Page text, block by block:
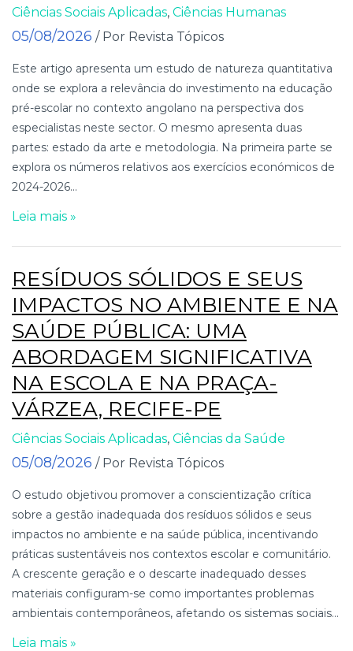
Ciências Sociais Aplicadas, Ciências Humanas
05/08/2026 / Por Revista Tópicos
Este artigo apresenta um estudo de natureza quantitativa
onde se explora a relevância do investimento na educação
pré-escolar no contexto angolano na perspectiva dos
especialistas neste sector. O mesmo apresenta duas
partes: estado da arte e metodologia. Na primeira parte se
explora os números relativos aos exercícios económicos de
2024-2026...
Leia mais »
RESÍDUOS SÓLIDOS E SEUS
IMPACTOS NO AMBIENTE E NA
SAÚDE PÚBLICA: UMA
ABORDAGEM SIGNIFICATIVA
NA ESCOLA E NA PRAÇA-
VÁRZEA, RECIFE-PE
Ciências Sociais Aplicadas, Ciências da Saúde
05/08/2026 / Por Revista Tópicos
O estudo objetivou promover a conscientização crítica
sobre a gestão inadequada dos resíduos sólidos e seus
impactos no ambiente e na saúde pública, incentivando
práticas sustentáveis nos contextos escolar e comunitário.
A crescente geração e o descarte inadequado desses
materiais configuram-se como importantes problemas
ambientais contemporâneos, afetando os sistemas sociais...
Leia mais »